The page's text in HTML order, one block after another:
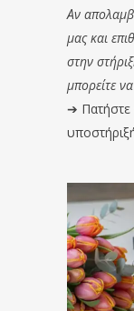
Αν
μας και
στην
μπορείτε
➔